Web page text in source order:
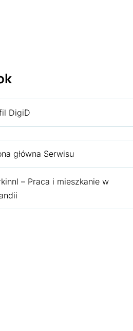
DigiD
główna Serwisu
– Praca i mieszkanie w